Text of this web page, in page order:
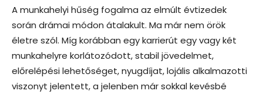
A munkahelyi hűség fogalma az elmúlt évtizedek
során drámai módon átalakult. Ma már nem örök
életre szól. Míg korábban egy karrierút egy vagy két
munkahelyre korlátozódott, stabil jövedelmet,
előrelépési lehetőséget, nyugdíjat, lojális alkalmazotti
viszonyt jelentett, a jelenben már sokkal kevésbé